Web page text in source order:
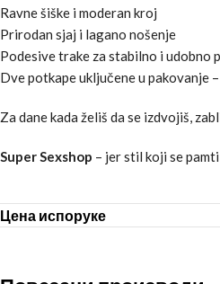
Ravne šiške i moderan kroj
Prirodan sjaj i lagano nošenje
Podesive trake za stabilno i udobno
Dve potkape uključene u pakovanje
Za dane kada želiš da se izdvojiš,
Super Sexshop – jer stil koji se
Цена испоруке